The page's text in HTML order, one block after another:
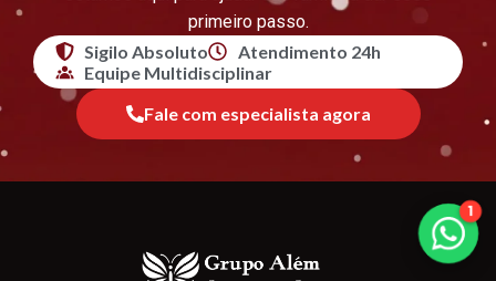
primeiro passo.
Sigilo Absoluto
Atendimento 24h
Equipe Multidisciplinar
Fale com especialista agora
1